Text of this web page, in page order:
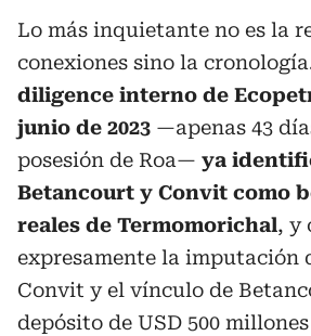
Lo más inquietante no es la
conexiones sino la
diligence interno de
junio de 2023 —apenas 43
posesión de Roa— ya
Betancourt y Convit como
reales de Termomorichal, y
expresamente la imputación
Convit y el vínculo de
depósito de USD 500